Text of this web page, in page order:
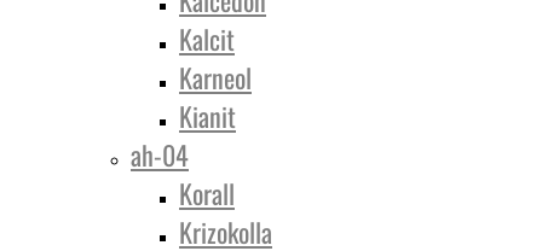
Kalcit
Karneol
Kianit
ah-04
Korall
Krizokolla